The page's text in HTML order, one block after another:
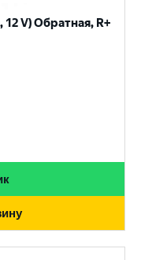
12 V) Обратная, R+